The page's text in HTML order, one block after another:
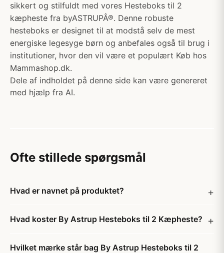
sikkert og stilfuldt med vores Hesteboks til 2
kæpheste fra byASTRUPÂ®. Denne robuste
hesteboks er designet til at modstå selv de mest
energiske legesyge børn og anbefales også til brug i
institutioner, hvor den vil være et populært Køb hos
Mammashop.dk.
Dele af indholdet på denne side kan være genereret
med hjælp fra AI.
Ofte stillede spørgsmål
Hvad er navnet på produktet?
Hvad koster By Astrup Hesteboks til 2 Kæpheste?
Hvilket mærke står bag By Astrup Hesteboks til 2